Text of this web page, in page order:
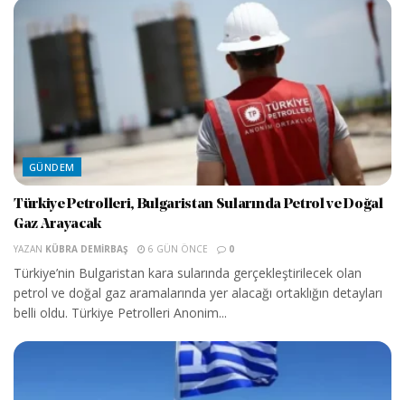
GÜNDEM
Türkiye Petrolleri, Bulgaristan Sularında Petrol ve Doğal
Gaz Arayacak
YAZAN KÜBRA DEMIRBAŞ 6 GÜN ÖNCE 0
Türkiye’nin Bulgaristan kara sularında gerçekleştirilecek olan
petrol ve doğal gaz aramalarında yer alacağı ortaklığın detayları
belli oldu. Türkiye Petrolleri Anonim...